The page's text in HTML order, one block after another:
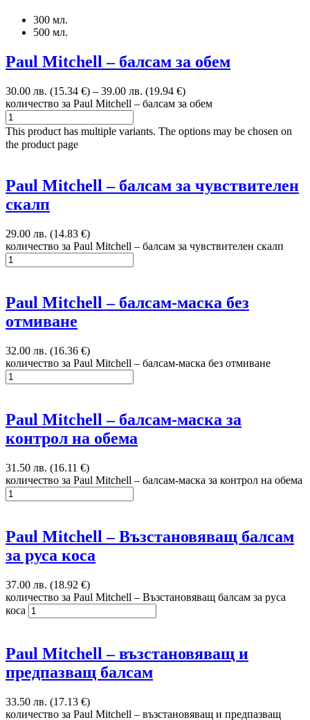
300 мл.
500 мл.
Paul Mitchell – балсам за обем
30.00 лв. (15.34 €) – 39.00 лв. (19.94 €)
количество за Paul Mitchell – балсам за обем
This product has multiple variants. The options may be chosen on
the product page
Paul Mitchell – балсам за чувствителен
скалп
29.00 лв. (14.83 €)
количество за Paul Mitchell – балсам за чувствителен скалп
Paul Mitchell – балсам-маска без
отмиване
32.00 лв. (16.36 €)
количество за Paul Mitchell – балсам-маска без отмиване
Paul Mitchell – балсам-маска за
контрол на обема
31.50 лв. (16.11 €)
количество за Paul Mitchell – балсам-маска за контрол на обема
Paul Mitchell – Възстановяващ балсам
за руса коса
37.00 лв. (18.92 €)
количество за Paul Mitchell – Възстановяващ балсам за руса
коса
Paul Mitchell – възстановяващ и
предпазващ балсам
33.50 лв. (17.13 €)
количество за Paul Mitchell – възстановяващ и предпазващ